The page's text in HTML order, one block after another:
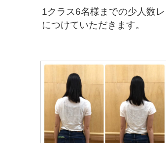
1クラス6名様までの少人数
につけていただきます。